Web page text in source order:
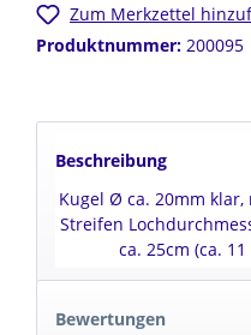
Zum Merkzettel
Produktnummer: 200095
Beschreibung
Kugel Ø ca. 20mm
Streifen
ca. 25cm (ca.
Bewertungen